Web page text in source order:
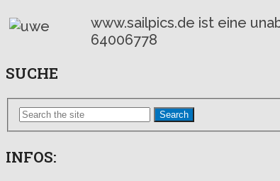
www.sailpics.de ist eine
64006778
SUCHE
Search
INFOS: